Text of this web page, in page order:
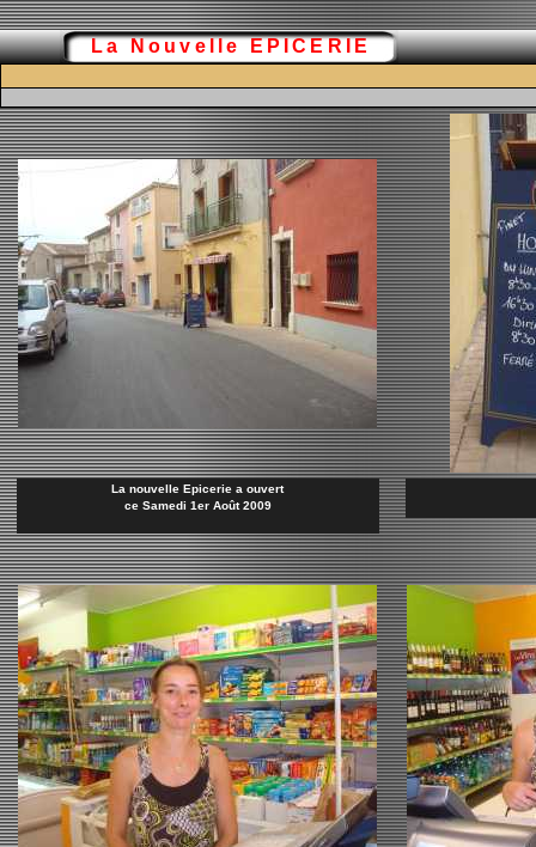
La Nouvelle EPICERIE
La nouvelle Epicerie a ouvert
ce Samedi 1er Août 2009